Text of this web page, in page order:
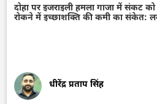
मध्य पूर्व
मुस्लिम
मुस्लिम
दोहा पर इजराइली हमला गाजा में संकट को
रोकने में इच्छाशक्ति की कमी का संकेत:
धीरेंद्र प्रताप सिंह